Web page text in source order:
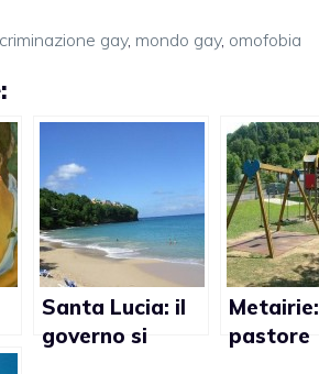
gay, mondo gay, omofobia
Santa Lucia: il
governo si
Metairie:
pastore